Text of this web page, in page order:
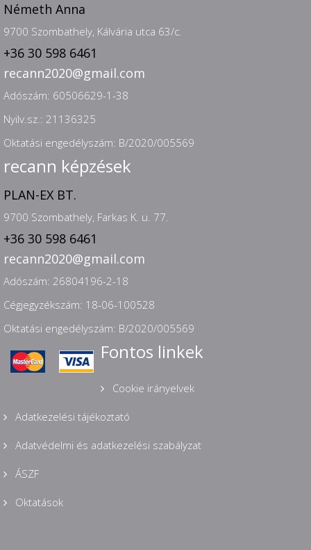
Németh Anna
9700 Szombathely, Kálvária utca 63/c.
+36 30 598 6461
recann2020@gmail.com
Adószám: 60506629-1-38
Nyilv.sz.: 21136325
Oktatási engedélyszám: B/2020/005569
recann képzések
PLAN-EX BT.
9700 Szombathely, Farkas K. u. 77.
+36 30 598 6461
recann2020@gmail.com
Adószám: 26804196-2-18
Cégjegyzékszám: 18-06-100528
Oktatási engedélyszám: B/2020/005569
Fontos linkek
Cookie irányelvek
Adatkezelési tájékoztató
Adatvédelmi és adatkezelési szabályzat
ÁSZF
Oktatások